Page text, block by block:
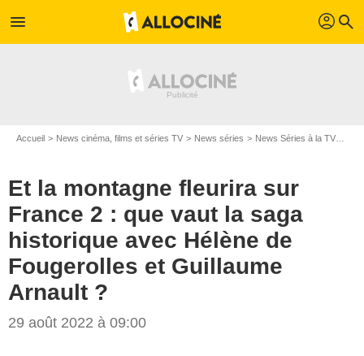
menu profil search
Accueil News cinéma, films et séries TV News séries News Séries à la TV
Et la montagne fleurira sur
France 2 : que vaut la saga
historique avec Hélène de
Fougerolles et Guillaume
Arnault ?
29 août 2022 à 09:00